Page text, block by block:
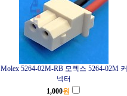
Molex 5264-02M-RB 모렉스 5264-02M 커
넥터
1,000원